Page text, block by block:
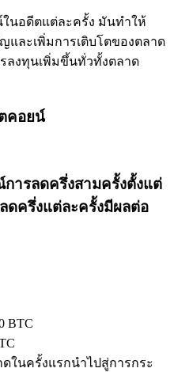
ทันที
นอดีตแต่ละครั้ง มันทำให้
ละเพิ่มการเติบโตของตลาด
ลงทุนเพิ่มขึ้นทั่วทั้งตลาด
คอยน์
ารลดครึ่งสามครั้งตั้งแต่
ดครึ่งแต่ละครั้งมีผลต่อ
BTC
ในครั้งแรกนำไปสู่การกระ